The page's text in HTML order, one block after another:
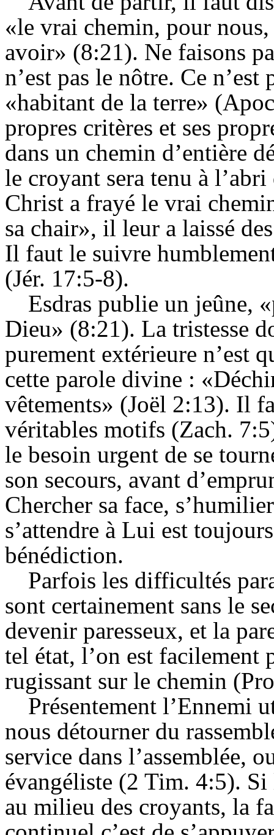
«le vrai chemin, pour
avoir» (8:21). Ne faisons
n’est pas le nôtre. Ce
«habitant de la terre»
propres critères et ses
dans un chemin d’entière
le croyant sera tenu à
Christ a frayé le vrai
sa chair», il leur a laissé
Il faut le suivre
(Jér. 17:5-8).
Esdras publie un jeûne,
Dieu» (8:21). La tristesse
purement extérieure n’est
cette parole divine :
vêtements» (Joël 2:13). Il
véritables motifs (Zach.
le besoin urgent de se
son secours, avant
Chercher sa face,
s’attendre à Lui est
bénédiction.
Parfois les difficultés
sont certainement sans le
devenir paresseux, et la
tel état, l’on est facilement
rugissant sur le chemin
Présentement l’Ennemi
nous détourner du
service dans l’assemblée,
évangéliste (2 Tim. 4:5).
au milieu des croyants, la